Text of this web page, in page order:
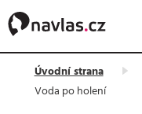
Úvodní strana
Voda po holení